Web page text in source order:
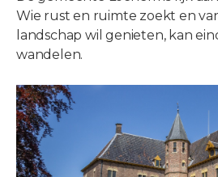
Wie rust en ruimte zoekt en
landschap wil genieten, kan
wandelen.